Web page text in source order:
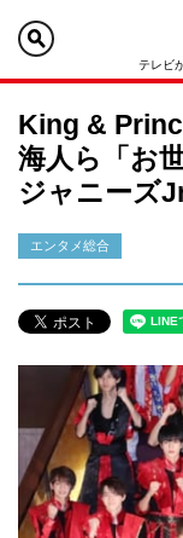
テレビ
King &
海人ら「お
ジャニーズ
エンタメ総合